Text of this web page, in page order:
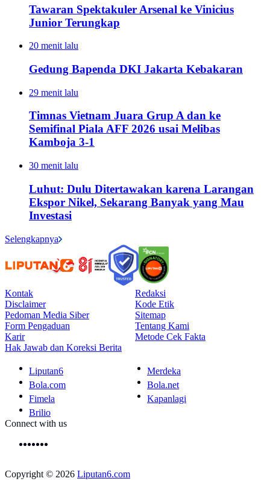
Tawaran Spektakuler Arsenal ke Vinicius
Junior Terungkap
20 menit lalu
Gedung Bapenda DKI Jakarta Kebakaran
29 menit lalu
Timnas Vietnam Juara Grup A dan ke
Semifinal Piala AFF 2026 usai Melibas
Kamboja 3-1
30 menit lalu
Luhut: Dulu Ditertawakan karena Larangan
Ekspor Nikel, Sekarang Banyak yang Mau
Investasi
Selengkapnya
Kontak
Redaksi
Disclaimer
Kode Etik
Pedoman Media Siber
Sitemap
Form Pengaduan
Tentang Kami
Karir
Metode Cek Fakta
Hak Jawab dan Koreksi Berita
Liputan6
Merdeka
Bola.com
Bola.net
Fimela
Kapanlagi
Brilio
Connect with us
Copyright © 2026 Liputan6.com